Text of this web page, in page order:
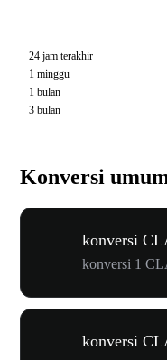
24 jam terakhir
1 minggu
1 bulan
3 bulan
Konversi
konversi
konversi 1
konversi